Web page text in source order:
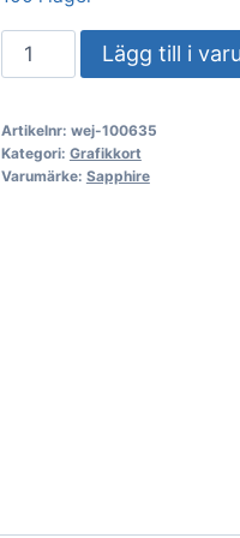
VGA
SAPPHIRE
Radeon
RX
Lägg till i
Artikelnr: wej-100635
Kategori: Grafikkort
Varumärke: Sapphire